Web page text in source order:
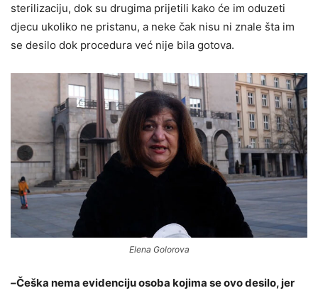
sterilizaciju, dok su drugima prijetili kako će im oduzeti
djecu ukoliko ne pristanu, a neke čak nisu ni znale šta im
se desilo dok procedura već nije bila gotova.
Elena Golorova
–Češka nema evidenciju osoba kojima se ovo desilo, jer